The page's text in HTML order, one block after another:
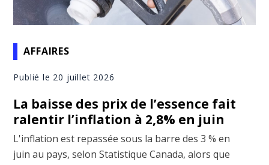
AFFAIRES
Publié le 20 juillet 2026
La baisse des prix de l’essence fait
ralentir l’inflation à 2,8% en juin
L'inflation est repassée sous la barre des 3 % en
juin au pays, selon Statistique Canada, alors que